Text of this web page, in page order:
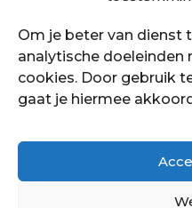
Om je beter van dienst
analytische doeleinden
cookies. Door gebruik
gaat je hiermee
Traprenovatie
Over ons
Over ons
Showroom
Offerte aanvragen